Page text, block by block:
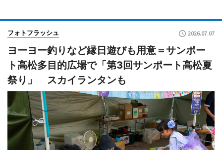
フォトフラッシュ 2026.07.07
ヨーヨー釣りなど縁日遊びも用意＝サンポー
ト高松多目的広場で「第3回サンポート高松夏
祭り」 スカイランタンも